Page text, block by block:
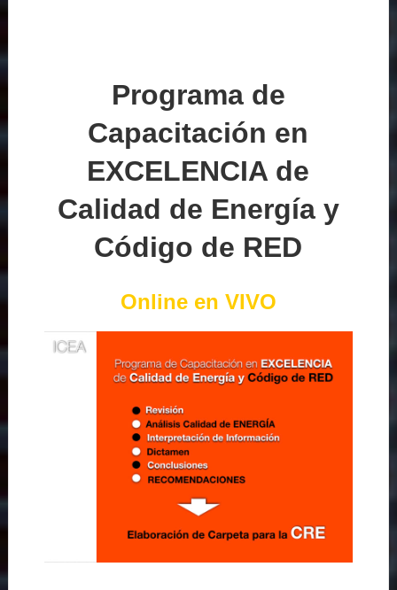
Programa de
Capacitación en
EXCELENCIA de
Calidad de Energía y
Código de RED
Online en VIVO